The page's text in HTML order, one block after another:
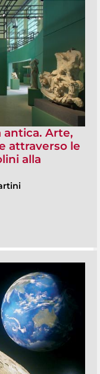
antica. Arte,
attraverso le
alla